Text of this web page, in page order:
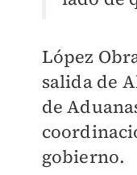
López
salida de
de
gobierno.